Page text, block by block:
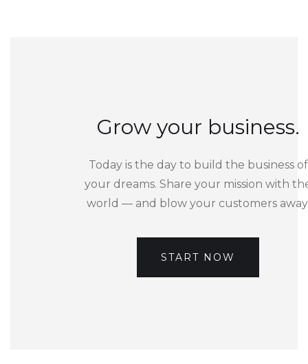
Grow your business.
Today is the day to build the business of
your dreams. Share your mission with
world — and blow your customers
START NOW